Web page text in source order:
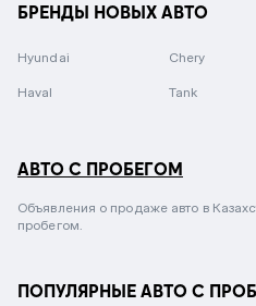
БРЕНДЫ НОВЫХ АВТО
Hyundai Chery
Haval Tank
АВТО С ПРОБЕГОМ
Объявления о продаже авто в
пробегом.
ПОПУЛЯРНЫЕ АВТО С